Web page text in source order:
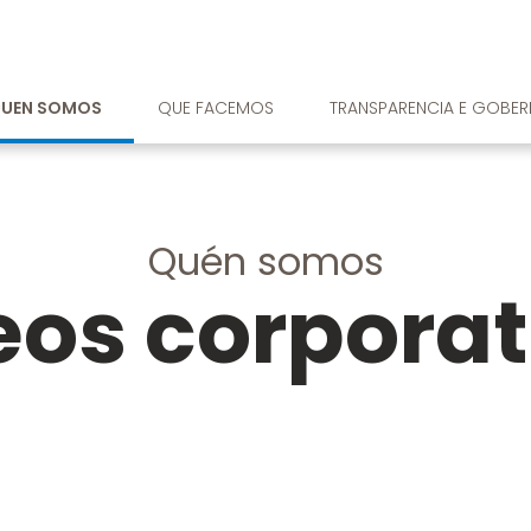
SOMOS QUE FACEMOS TRANSPARENCIA E
Quén somos